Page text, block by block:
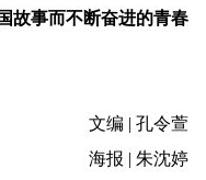
故事而不断奋进的青春
文编 |孔令萱
海报 |朱沈婷